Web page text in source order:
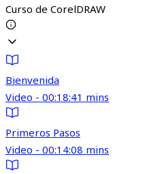
Curso de CorelDRAW
Bienvenida
Video - 00:18:41 mins
Primeros Pasos
Video - 00:14:08 mins